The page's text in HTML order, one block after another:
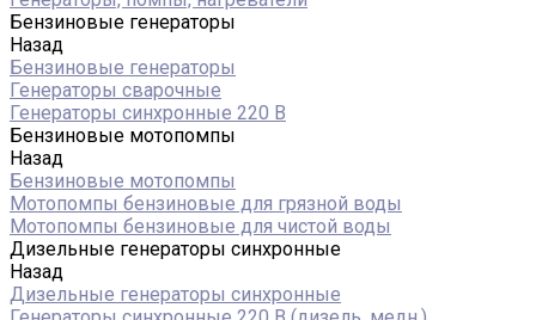
Бензиновые генераторы
Назад
Бензиновые генераторы
Генераторы сварочные
Генераторы синхронные 220 В
Бензиновые мотопомпы
Назад
Бензиновые мотопомпы
Мотопомпы бензиновые для грязной воды
Мотопомпы бензиновые для чистой воды
Дизельные генераторы синхронные
Назад
Дизельные генераторы синхронные